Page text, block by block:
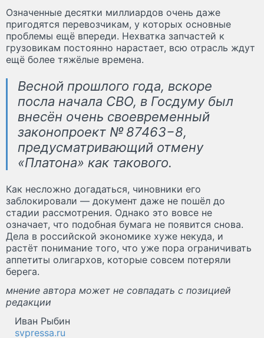
Означенные десятки миллиардов очень даже
пригодятся перевозчикам, у которых основные
проблемы ещё впереди. Нехватка запчастей к
грузовикам постоянно нарастает, всю отрасль ждут
ещё более тяжёлые времена.
Весной прошлого года, вскоре
посла начала СВО, в Госдуму был
внесён очень своевременный
законопроект № 87463−8,
предусматривающий отмену
«Платона» как такового.
Как несложно догадаться, чиновники его
заблокировали — документ даже не пошёл до
стадии рассмотрения. Однако это вовсе не
означает, что подобная бумага не появится снова.
Дела в российской экономике хуже некуда, и
растёт понимание того, что уже пора ограничивать
аппетиты олигархов, которые совсем потеряли
берега.
мнение автора может не совпадать с позицией
редакции
Иван Рыбин
svpressa.ru